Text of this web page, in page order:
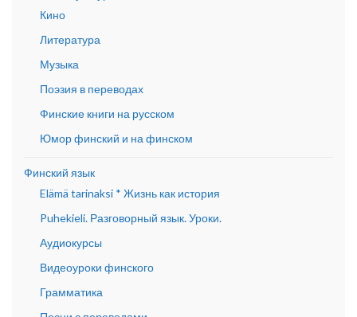
Кино
Литература
Музыка
Поэзия в переводах
Финские книги на русском
Юмор финский и на финском
Финский язык
Elämä tarinaksi * Жизнь как история
Puhekieli. Разговорный язык. Уроки.
Аудиокурсы
Видеоуроки финского
Грамматика